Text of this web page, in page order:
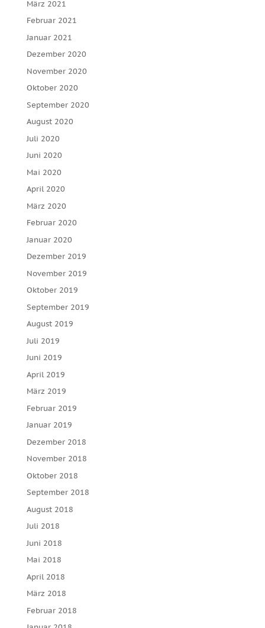
März 2021
Februar 2021
Januar 2021
Dezember 2020
November 2020
Oktober 2020
September 2020
August 2020
Juli 2020
Juni 2020
Mai 2020
April 2020
März 2020
Februar 2020
Januar 2020
Dezember 2019
November 2019
Oktober 2019
September 2019
August 2019
Juli 2019
Juni 2019
April 2019
März 2019
Februar 2019
Januar 2019
Dezember 2018
November 2018
Oktober 2018
September 2018
August 2018
Juli 2018
Juni 2018
Mai 2018
April 2018
März 2018
Februar 2018